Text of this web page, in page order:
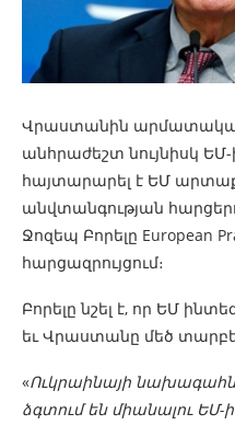
Վրաստանին
անհրաժեշտ նույնիսկ
հայտարարել է ԵՄ
անվտանգության
Ջոզեպ Բորելը European
հարցազրույցում։
Բորելը նշել է, որ ԵՄ
եւ Վրաստանը մեծ
«Ուկրաինայի նախագահն
ձգտում են միանալու ԵՄ-